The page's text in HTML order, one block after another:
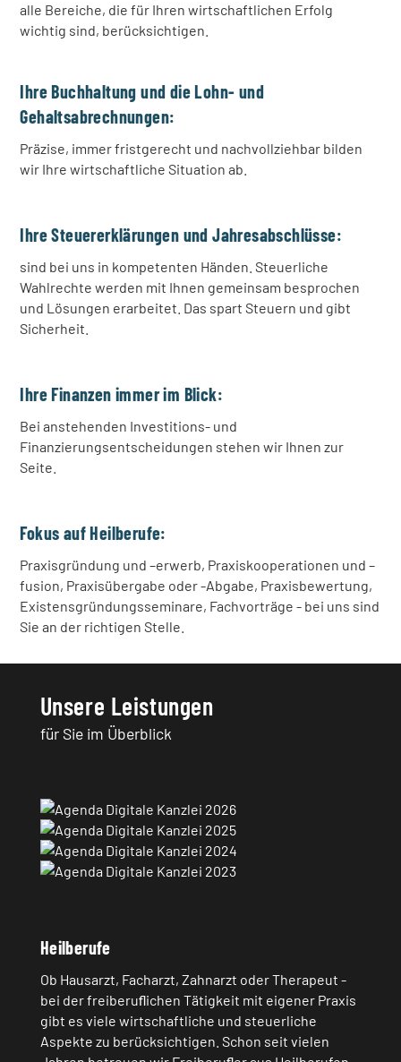
alle Bereiche, die für Ihren wirtschaftlichen Erfolg
wichtig sind, berücksichtigen.
Ihre Buchhaltung und die Lohn- und
Gehaltsabrechnungen:
Präzise, immer fristgerecht und nachvollziehbar bilden
wir Ihre wirtschaftliche Situation ab.
Ihre Steuererklärungen und Jahresabschlüsse:
sind bei uns in kompetenten Händen. Steuerliche
Wahlrechte werden mit Ihnen gemeinsam besprochen
und Lösungen erarbeitet. Das spart Steuern und gibt
Sicherheit.
Ihre Finanzen immer im Blick:
Bei anstehenden Investitions- und
Finanzierungsentscheidungen stehen wir Ihnen zur
Seite.
Fokus auf Heilberufe:
Praxisgründung und –erwerb, Praxiskooperationen und –
fusion, Praxisübergabe oder -Abgabe, Praxisbewertung,
Existensgründungsseminare, Fachvorträge - bei uns sind
Sie an der richtigen Stelle.
Unsere Leistungen
für Sie im Überblick
Heilberufe
Ob Hausarzt, Facharzt, Zahnarzt oder Therapeut -
bei der freiberuﬂichen Tätigkeit mit eigener Praxis
gibt es viele wirtschaftliche und steuerliche
Aspekte zu berücksichtigen. Schon seit vielen